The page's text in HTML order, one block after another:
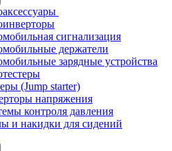
сигнализация
держатели
зарядные устройства
(Jump starter)
напряжения
контроля давления
и накидки для сидений